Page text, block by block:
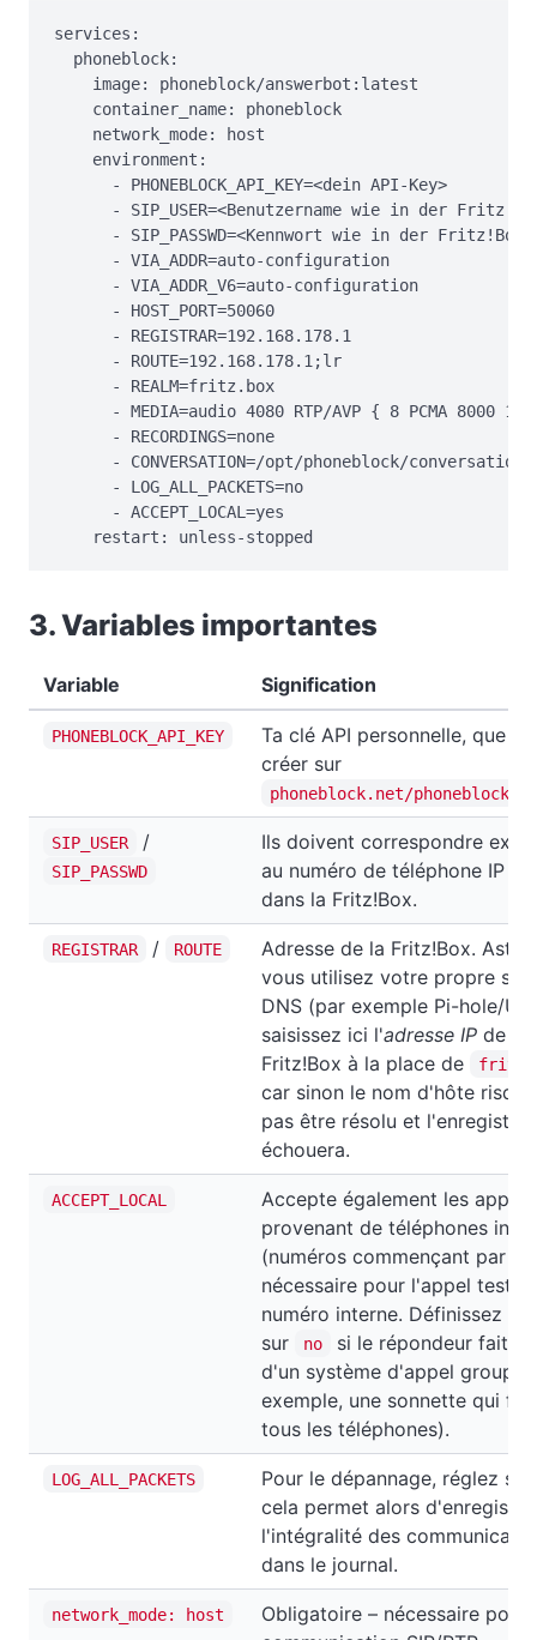
services:
  phoneblock:
    image: phoneblock/answerbot:latest
    container_name: phoneblock
    network_mode: host
    environment:
      - PHONEBLOCK_API_KEY=<dein API-Key>
- SIP_USER=<Benutzername wie in der
      - SIP_PASSWD=<Kennwort wie in der Fritz!Box>
      - VIA_ADDR=auto-configuration
      - VIA_ADDR_V6=auto-configuration
      - HOST_PORT=50060
      - REGISTRAR=192.168.178.1
      - ROUTE=192.168.178.1;lr
      - REALM=fritz.box
- MEDIA=audio 4080 RTP/AVP { 8 PCMA 8000 160
      - RECORDINGS=none
      - CONVERSATION=/opt/phoneblock/conversation
      - LOG_ALL_PACKETS=no
      - ACCEPT_LOCAL=yes
    restart: unless-stopped
3. Variables importantes
Variable Signification
PHONEBLOCK_API_KEY
Ta clé API personnelle, que tu
créer sur
phoneblock.net/phoneblock/
SIP_USER /
SIP_PASSWD
Ils doivent correspondre
au numéro de téléphone IP
dans la Fritz!Box.
REGISTRAR / ROUTE
Adresse de la Fritz!Box.
vous utilisez votre propre
DNS (par exemple Pi-hole/
saisissez ici l'adresse IP de la
Fritz!Box à la place de
car sinon le nom d'hôte
pas être résolu et
échouera.
ACCEPT_LOCAL
Accepte également les appels
provenant de téléphones
(numéros commençant par
nécessaire pour l'appel test
numéro interne. Définissez la
sur
no
si le répondeur fait
d'un système d'appel groupé
exemple, une sonnette qui
tous les téléphones).
LOG_ALL_PACKETS
Pour le dépannage, réglez sur
cela permet alors
l'intégralité des
dans le journal.
network_mode: host
Obligatoire – nécessaire pour